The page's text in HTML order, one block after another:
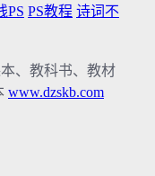
PS PS教程 诗词不
、教科书、教材
www.dzskb.com